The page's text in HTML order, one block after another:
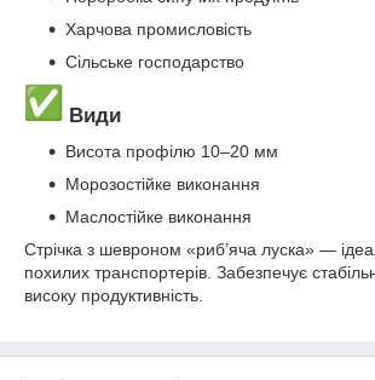
Харчова промисловість
Сільське господарство
Види
Висота профілю 10–20 мм
Морозостійке виконання
Маслостійке виконання
Стрічка з шевроном «риб’яча луска» —
похилих транспортерів. Забезпечує
високу продуктивність.